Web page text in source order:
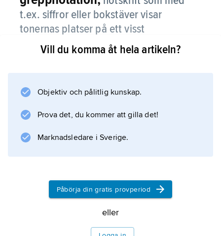
t.ex. siffror eller bokstäver visar
tonernas platser på ett visst
musikinstrument, setabulatur.
Vill du komma åt hela artikeln?
Objektiv och pålitlig kunskap.
Prova det, du kommer att gilla det!
Marknadsledare i Sverige.
Påbörja din gratis provperiod
eller